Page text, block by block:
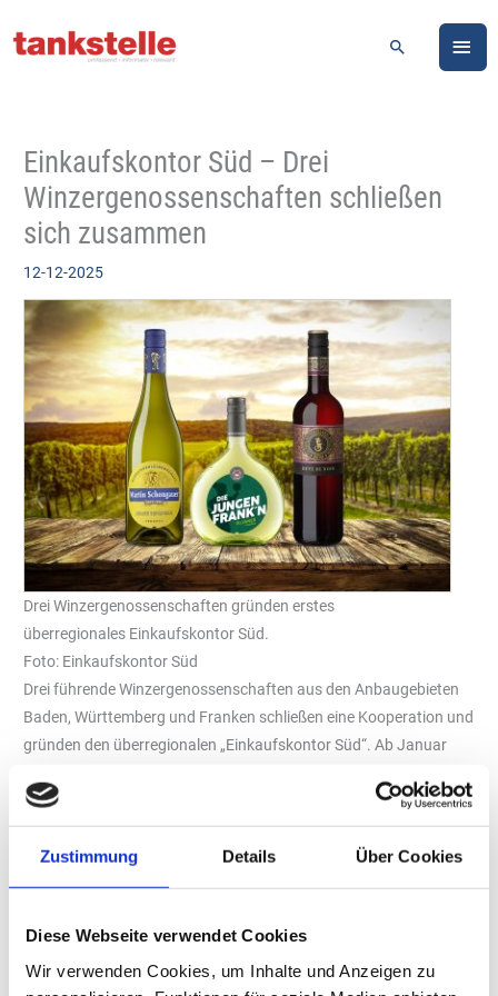
Zustimmung Details Über Cookies
Diese Webseite verwendet Cookies
Wir verwenden Cookies, um Inhalte und Anzeigen zu
Inhalt
Suchen
Einkaufskontor Süd – Drei
Winzergenossenschaften schließen
sich zusammen
12-12-2025
Drei Winzergenossenschaften gründen erstes
überregionales Einkaufskontor Süd.
Foto: Einkaufskontor Süd
Drei führende Winzergenossenschaften aus den Anbaugebieten
Baden, Württemberg und Franken schließen eine Kooperation und
gründen den überregionalen „Einkaufskontor Süd“. Ab Januar
Deutschland, um Beschaffungsvorhaben künftig stärker zu
bündeln. Dabei sollen die einzelnen Einkaufsvolumina
zusammengeführt und Kostenstrukturen sowie Konditionen
verbessert werden, sodass Mitgliederbetriebe eine höhere
Drei Winzergenossenschaften beweisen Stärke durch Kooperation
Martin Deutsch, Geschäftsführender Vorstand der